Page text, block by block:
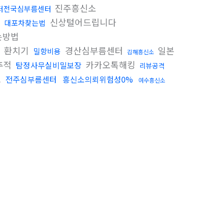
전국심부름센터 진주흥신소
대포차찾는법 신상털어드립니다
법
환치기 밀항비용 경산심부름센터 김해흥신소 일본
탐정사무실비밀보장 카카오톡해킹 리뷰공격
전주심부름센터 흥신소의뢰위험성0% 여수흥신소